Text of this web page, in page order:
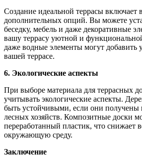
Создание идеальной террасы включает
дополнительных опций. Вы можете
беседку, мебель и даже декоративные
вашу террасу уютной и
даже водные элементы могут
вашей террасе.
6. Экологические аспекты
При выборе материала для террасных
учитывать экологические аспекты.
быть устойчивыми, если они получены
лесных хозяйств. Композитные доски
переработанный пластик, что снижает
окружающую среду.
Заключение